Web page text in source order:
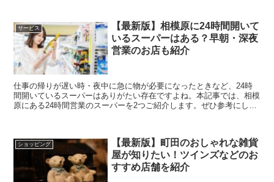
サービス
【最新版】相模原に24時間開いて
いるスーパーはある？早朝・深夜
営業のお店も紹介
仕事の帰りが遅い時・夜中に急に物が必要になったときなど、24時
間開いているスーパーはありがたい存在ですよね。本記事では、相模
原にある24時間営業のスーパーを2つご紹介します。ぜひ参考にして
ショッピング
【最新版】町田のおしゃれな雑貨
屋が知りたい！ツインズなどのお
すすめ店舗を紹介